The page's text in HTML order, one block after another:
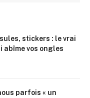
stickers : le vrai
abîme vos ongles
parfois « un